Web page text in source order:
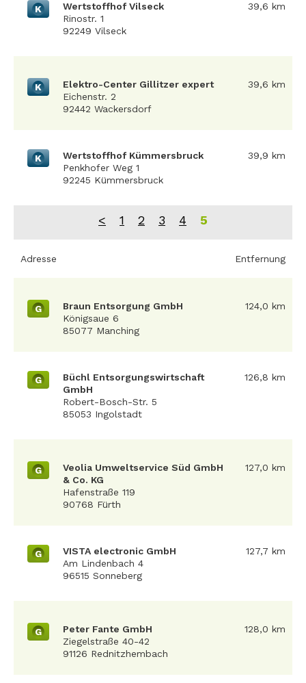
K
Wertstoffhof Vilseck
Rinostr. 1
92249 Vilseck
39,6 km
K
Elektro-Center Gillitzer expert
Eichenstr. 2
92442 Wackersdorf
39,6 km
K
Wertstoffhof Kümmersbruck
Penkhofer Weg 1
92245 Kümmersbruck
39,9 km
< 1 2 3 4 5
Adresse Entfernung
G
Braun Entsorgung GmbH
Königsaue 6
85077 Manching
124,0 km
G
Büchl Entsorgungswirtschaft
GmbH
Robert-Bosch-Str. 5
85053 Ingolstadt
126,8 km
G
Veolia Umweltservice Süd GmbH
& Co. KG
Hafenstraße 119
90768 Fürth
127,0 km
G
VISTA electronic GmbH
Am Lindenbach 4
96515 Sonneberg
127,7 km
G
Peter Fante GmbH
Ziegelstraße 40-42
91126 Rednitzhembach
128,0 km